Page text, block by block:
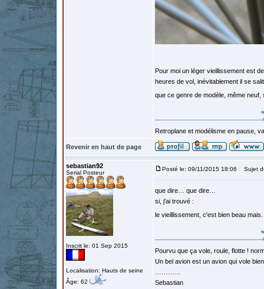
Pour moi un léger vieillissement est
heures de vol, inévitablement il se
que ce genre de modèle, même
Retroplane et modélisme en pause,
Revenir en haut de page
sebastian92
Serial Posteur
Inscrit le: 01 Sep 2015
Localisation: Hauts de seine
Âge: 62
Posté le: 09/11/2015 18:06 Sujet
que dire… que dire…
si, j'ai trouvé :
le vieillissement, c'est bien beau
Pourvu que ça vole, roule, flotte !
Un bel avion est un avion qui vole
Sebastian